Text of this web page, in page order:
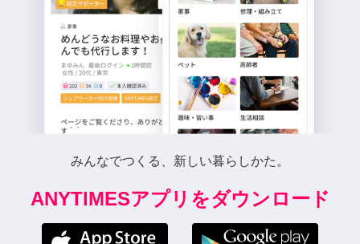
みんなでつくる、新しい暮らしかた。
ANYTIMESアプリをダウンロード